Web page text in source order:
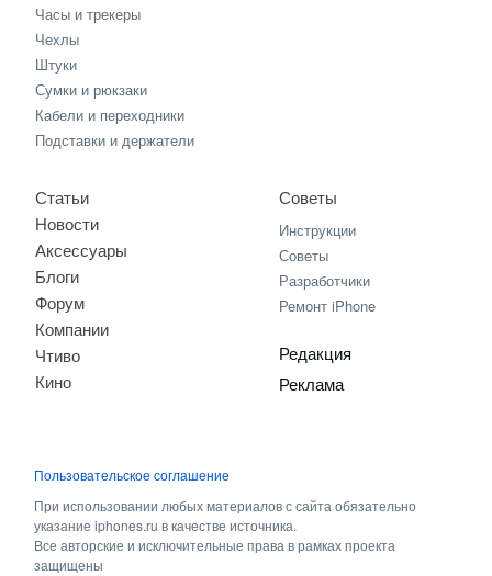
Часы и трекеры
Чехлы
Штуки
Сумки и рюкзаки
Кабели и переходники
Подставки и держатели
Статьи
Новости
Аксессуары
Блоги
Форум
Компании
Чтиво
Кино
Советы
Инструкции
Советы
Разработчики
Ремонт iPhone
Редакция
Реклама
Пользовательское соглашение
При использовании любых материалов с сайта обязательно
указание iphones.ru в качестве источника.
Все авторские и исключительные права в рамках проекта
защищены